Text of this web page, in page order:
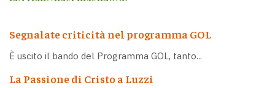
Segnalate criticità nel programma GOL
È uscito il bando del Programma GOL, tanto...
La Passione di Cristo a Luzzi